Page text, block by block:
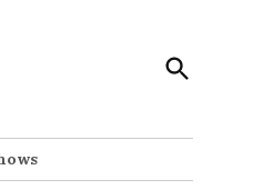
Open
Search